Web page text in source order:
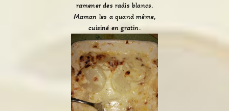
ramener des radis blancs.
Maman les a quand même,
cuisiné en gratin.